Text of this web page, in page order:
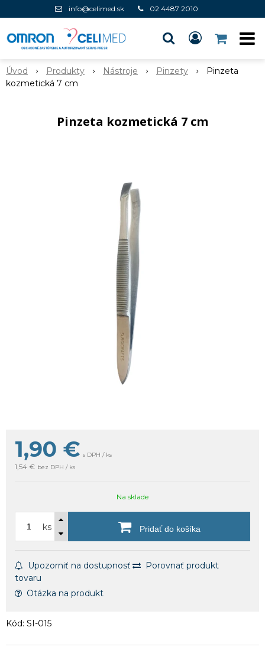
info@celimed.sk 02 4487 2010
Úvod Produkty Nástroje Pinzety
Pinzeta
kozmetická 7 cm
Pinzeta kozmetická 7 cm
1,90 € s DPH / ks
1,54 € bez DPH / ks
Na sklade
ks Pridať do košíka
Upozorniť na dostupnosť
tovaru
Porovnať produkt
Otázka na produkt
Kód: SI-015